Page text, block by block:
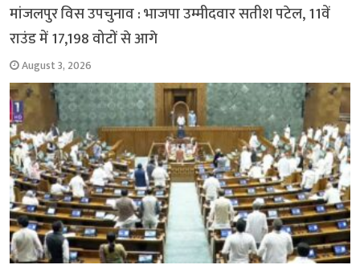
मांजलपुर विस उपचुनाव : भाजपा उम्मीदवार सतीश पटेल, 11वें
राउंड में 17,198 वोटों से आगे
August 3, 2026